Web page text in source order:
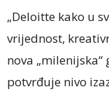
„Deloitte kako u
vrijednost,
nova
potvrđuje nivo